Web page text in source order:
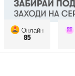
Онлайн
85